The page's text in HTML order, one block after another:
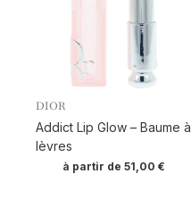
DIOR
Addict Lip Glow – Baume à
lèvres
à partir de51,00€